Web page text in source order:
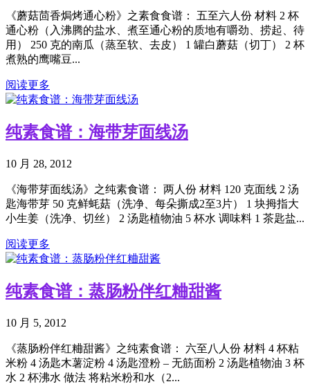
《蘑菇茴香焗烤通心粉》之素食食谱： 五至六人份 材料 2 杯
通心粉（入沸腾的盐水、煮至通心粉的质地有嚼劲、捞起、待
用） 250 克的南瓜（蒸至软、去皮） 1 罐白蘑菇（切丁） 2 杯
煮熟的鹰嘴豆...
阅读更多
纯素食谱：海带芽面线汤
10 月 28, 2012
《海带芽面线汤》之纯素食谱： 两人份 材料 120 克面线 2 汤
匙海带芽 50 克鲜蚝菇（洗净、每朵撕成2至3片） 1 块拇指大
小生姜（洗净、切丝） 2 汤匙植物油 5 杯水 调味料 1 茶匙盐...
阅读更多
纯素食谱：蒸肠粉伴红粬甜酱
10 月 5, 2012
《蒸肠粉伴红粬甜酱》之纯素食谱： 六至八人份 材料 4 杯粘
米粉 4 汤匙木薯淀粉 4 汤匙澄粉 – 无筋面粉 2 汤匙植物油 3 杯
水 2 杯沸水 做法 将粘米粉和水（2...